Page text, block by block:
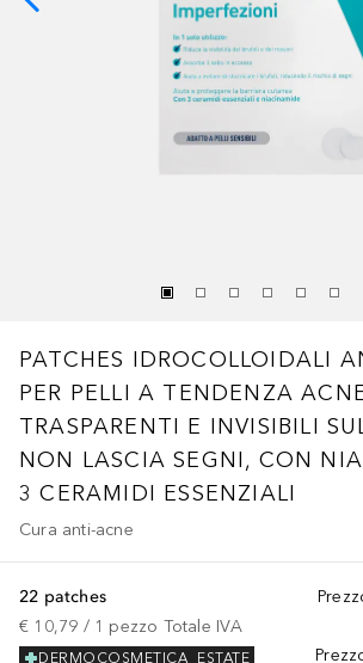
PATCHES IDROCOLLOIDALI
PER PELLI A TENDENZA
TRASPARENTI E INVISIBILI
NON LASCIA SEGNI, CON
3 CERAMIDI ESSENZIALI
Cura anti-acne
22 patches
€ 10,79 / 1 pezzo Totale IVA
ESTATE
DERMOCOSMETICA